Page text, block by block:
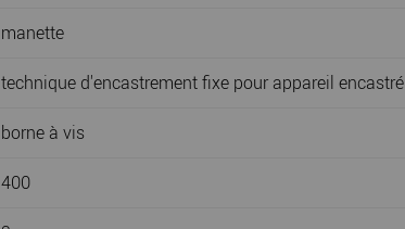
manette
technique d'encastrement fixe pour appareil encastré
borne à vis
400